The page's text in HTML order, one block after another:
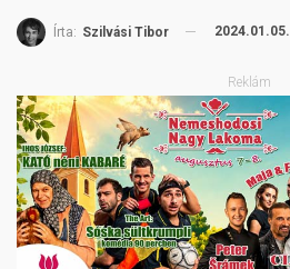
Írta: Szilvási Tibor 2024.01.05.
Reklám